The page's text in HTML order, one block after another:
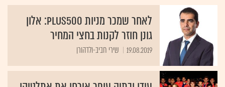
לאחר שמכר מניות Plus500: אלון
גונן חוזר לקנות בחצי המחיר
19.08.2019 שירי חביב-ולדהורן